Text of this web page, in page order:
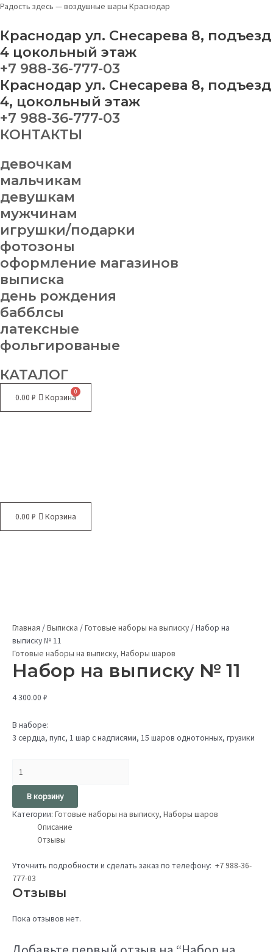
Перейти
содержимому
Радость здесь — воздушные шары Краснодар
Краснодар ул. Снесарева 8, подъезд
4 цокольный этаж
+7 988-36-777-03
Краснодар ул. Снесарева 8, подъезд
4, цокольный этаж
+7 988-36-777-03
КОНТАКТЫ
девочкам
мальчикам
девушкам
мужчинам
игрушки/подарки
фотозоны
оформление магазинов
выписка
день рождения
бабблсы
латексные
фольгированые
КАТАЛОГ
0.00 ₽ Корзина
0.00 ₽ Корзина
Главная /Выписка /Готовые наборы на выписку /Набор на
выписку № 11
Готовые наборы на выписку, Наборы шаров
Набор на выписку № 11
4 300.00 ₽
В наборе:
3 сердца, пупс, 1 шар с надписями, 15 шаров однотонных, грузики
Набор
выписку
№
11
quantity
В корзину
Категории: Готовые наборы на выписку, Наборы шаров
Описание
Отзывы
Уточнить подробности и сделать заказ по телефону: +7 988-36-
777-03
Отзывы
Пока отзывов нет.